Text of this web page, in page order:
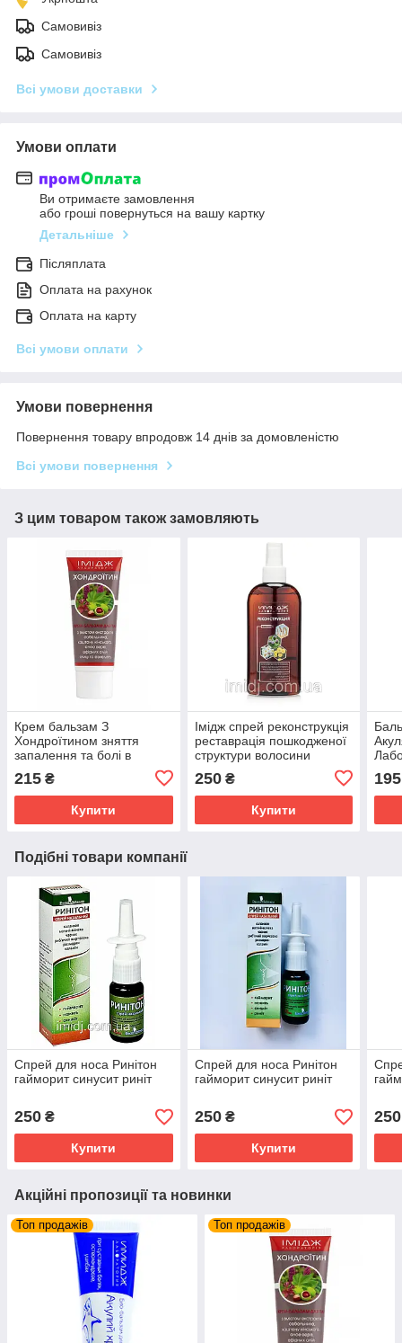
Самовивіз
Самовивіз
Всі умови доставки
Умови оплати
Ви отримаєте замовлення
або гроші повернуться на вашу картку
Детальніше
Післяплата
Оплата на рахунок
Оплата на карту
Всі умови оплати
Умови повернення
Повернення товару впродовж 14 днів за домовленістю
Всі умови повернення
З цим товаром також замовляють
Крем бальзам З
Хондроїтином зняття
запалення та болі в
суглобах, м'язах і хребті
Імідж Лабораторія
215 ₴
Купити
Імідж спрей реконструкція
реставрація пошкодженої
структури волосини
250₴
Купити
195
Подібні товари компанії
Спрей для носа Ринітон
гайморит синусит риніт
250 ₴
Купити
Спрей для носа Ринітон
гайморит синусит риніт
250₴
Купити
250
Акційні пропозиції та новинки
Топ продажів Топ продажів